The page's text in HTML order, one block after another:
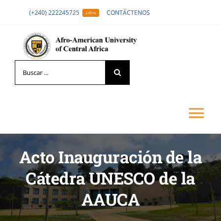
content
(+240) 222245725 24hrs CONTÁCTENOS
for:
LA UNIVERSIDAD
FORMACIÓN
ADMISIÓN
Acto Inauguración de la
Cátedra UNESCO de la
AAUCA